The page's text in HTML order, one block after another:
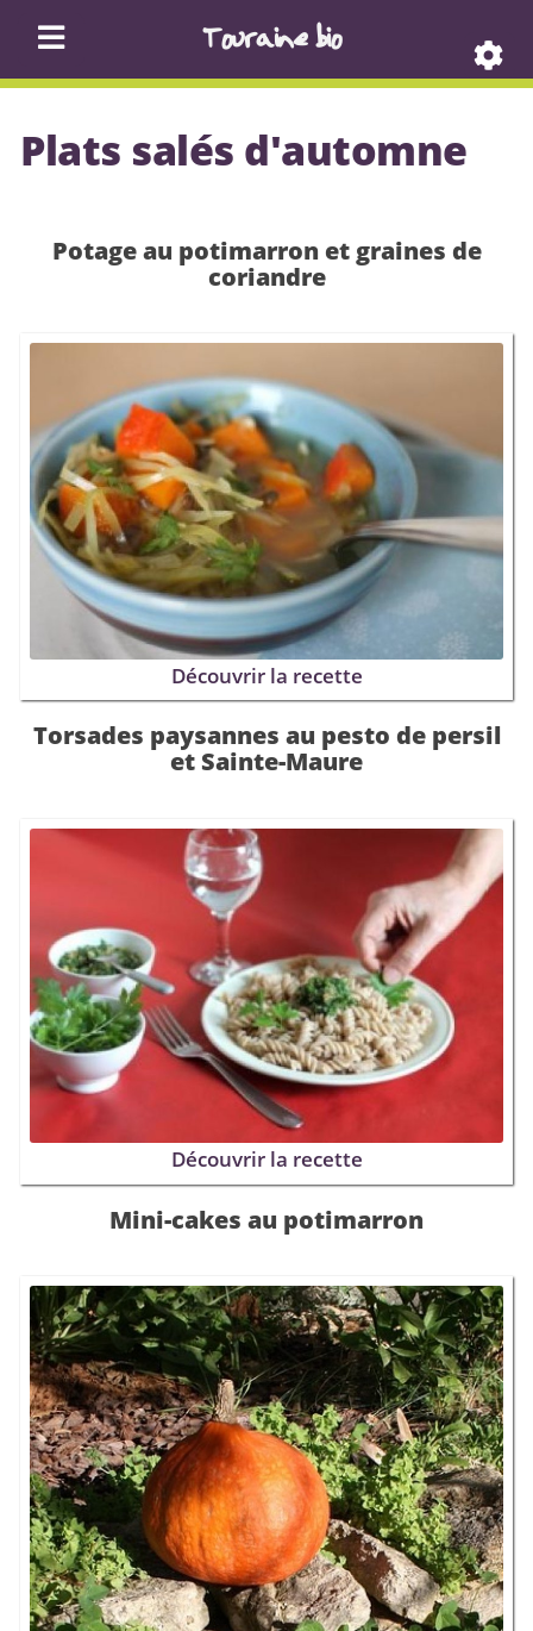
Touraine bio
Plats salés d'automne
Potage au potimarron et graines de
coriandre
Découvrir la recette
Torsades paysannes au pesto de persil
et Sainte-Maure
Découvrir la recette
Mini-cakes au potimarron